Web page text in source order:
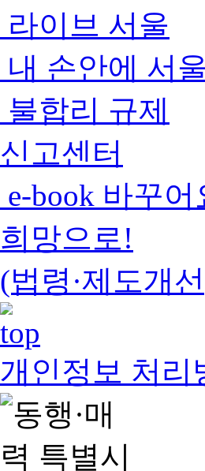
라이브 서울
내 손안에 서울
불합리 규제
신고센터
e-book 바꾸어
희망으로!
(법령·제도개
개인정보 처리